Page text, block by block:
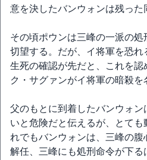
意を決したバンウォンは残った
その頃ポウンは三峰の一派の処
切望する。だが、イ将軍を恐
生死の確認が先だと、これを認
ク・サグァンがイ将軍の暗殺を
父のもとに到着したバンウォ
いと危険だと伝えるが、とて
れでもバンウォンは、三峰の
解任、三峰にも処刑命令が下